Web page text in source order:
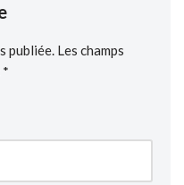
publiée. Les champs
*